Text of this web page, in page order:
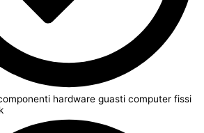
hardware guasti computer fissi